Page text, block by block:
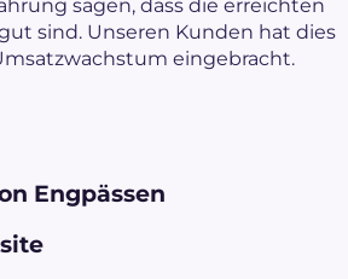
sind. Unseren Kunden hat dies
eingebracht.
Engpässen